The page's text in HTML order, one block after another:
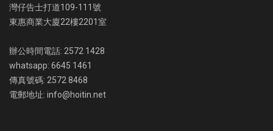
灣仔告士打道109-111號
東惠商業大廈22樓2201室
辦公時間電話: 2572 1428
whatsapp: 6645 1461
傳真號碼: 2572 8468
電郵地址: info@hoitin.net